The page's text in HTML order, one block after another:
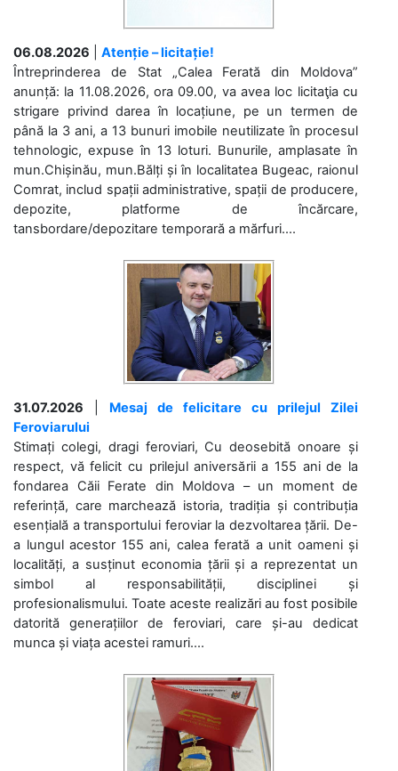
06.08.2026
Atenție – licitație!
Întreprinderea de Stat „Calea Ferată din Moldova”
anunță: la 11.08.2026, ora 09.00, va avea loc licitaţia cu
strigare privind darea în locațiune, pe un termen de
până la 3 ani, a 13 bunuri imobile neutilizate în procesul
tehnologic, expuse în 13 loturi. Bunurile, amplasate în
mun.Chișinău, mun.Bălți și în localitatea Bugeac, raionul
Comrat, includ spații administrative, spații de producere,
depozite, platforme de încărcare,
tansbordare/depozitare temporară a mărfuri....
31.07.2026
Mesaj de felicitare cu prilejul Zilei
Feroviarului
Stimați colegi, dragi feroviari, Cu deosebită onoare și
respect, vă felicit cu prilejul aniversării a 155 ani de la
fondarea Căii Ferate din Moldova – un moment de
referință, care marchează istoria, tradiția și contribuția
esențială a transportului feroviar la dezvoltarea țării. De-
a lungul acestor 155 ani, calea ferată a unit oameni și
localități, a susținut economia țării și a reprezentat un
simbol al responsabilității, disciplinei și
profesionalismului. Toate aceste realizări au fost posibile
datorită generațiilor de feroviari, care și-au dedicat
munca și viața acestei ramuri....